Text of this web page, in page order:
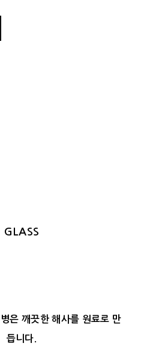
GLASS
은 깨끗한 해사를 원료로 만
듭니다.